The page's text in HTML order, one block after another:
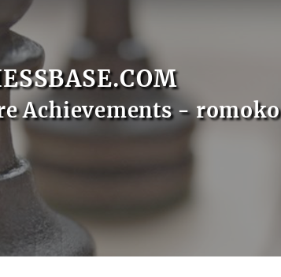
Achievements - romoko